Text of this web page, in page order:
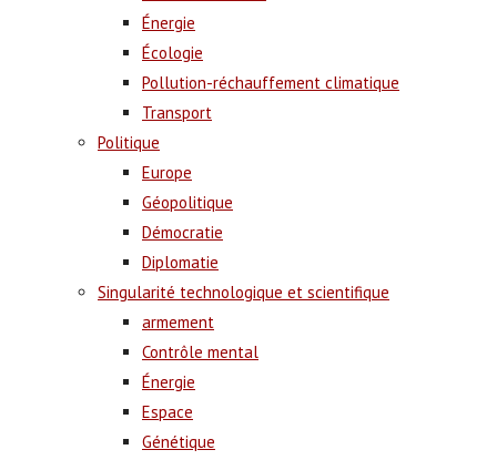
Énergie
Écologie
Pollution-réchauffement climatique
Transport
Politique
Europe
Géopolitique
Démocratie
Diplomatie
Singularité technologique et scientifique
armement
Contrôle mental
Énergie
Espace
Génétique